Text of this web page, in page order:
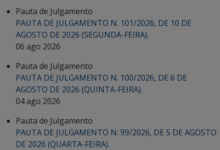
Pauta de Julgamento
PAUTA DE JULGAMENTO N. 101/2026, DE 10 DE
AGOSTO DE 2026 (SEGUNDA-FEIRA).
06 ago 2026
Pauta de Julgamento
PAUTA DE JULGAMENTO N. 100/2026, DE 6 DE
AGOSTO DE 2026 (QUINTA-FEIRA).
04 ago 2026
Pauta de Julgamento
PAUTA DE JULGAMENTO N. 99/2026, DE 5 DE AGOSTO
DE 2026 (QUARTA-FEIRA).